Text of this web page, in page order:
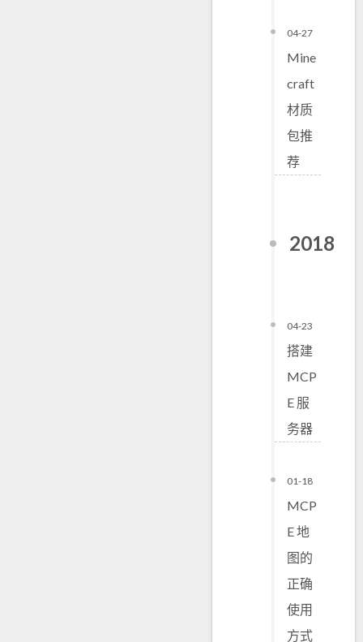
04-27
Mine
craft
材质
包推
荐
2018
04-23
搭建
MCP
E 服
务器
01-18
MCP
E 地
图的
正确
使用
方式